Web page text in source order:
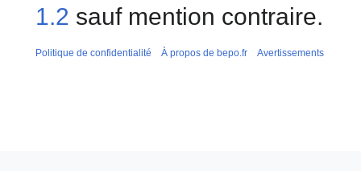
1.2 sauf mention contraire.
Politique de confidentialité À propos de bepo.fr Avertissements